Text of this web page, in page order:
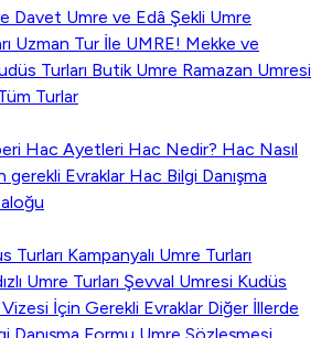
Davet Umre ve Edâ Şekli Umre
Uzman Tur İle UMRE! Mekke ve
Turları Butik Umre Ramazan Umresi
Turlar
Hac Ayetleri Hac Nedir? Hac Nasıl
gerekli Evraklar Hac Bilgi Danışma
Turları Kampanyalı Umre Turları
Umre Turları Şevval Umresi Kudüs
İçin Gerekli Evraklar Diğer İllerde